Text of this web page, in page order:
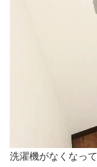
洗濯機がなくなっ